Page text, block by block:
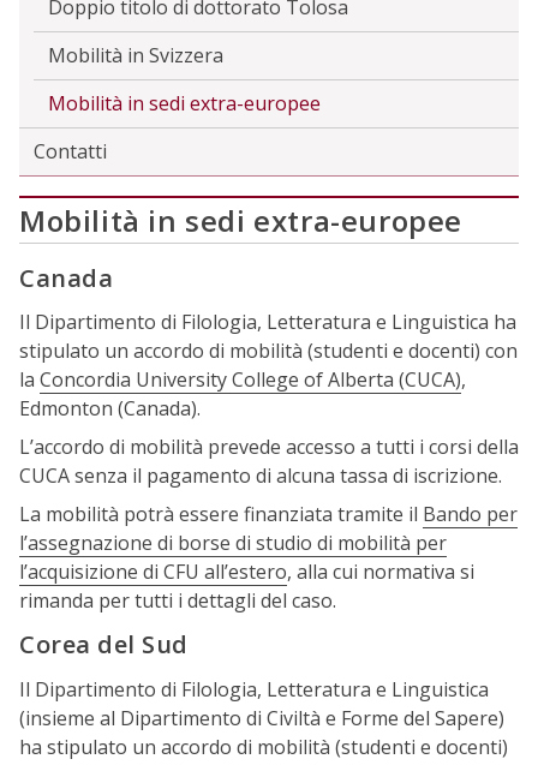
Doppio titolo di dottorato Tolosa
Mobilità in Svizzera
Mobilità in sedi extra-europee
Contatti
Mobilità in sedi extra-europee
Canada
Il Dipartimento di Filologia, Letteratura e Linguistica ha
stipulato un accordo di mobilità (studenti e docenti) con
la Concordia University College of Alberta (CUCA),
Edmonton (Canada).
L’accordo di mobilità prevede accesso a tutti i corsi della
CUCA senza il pagamento di alcuna tassa di iscrizione.
La mobilità potrà essere finanziata tramite il Bando per
l’assegnazione di borse di studio di mobilità per
l’acquisizione di CFU all’estero, alla cui normativa si
rimanda per tutti i dettagli del caso.
Corea del Sud
Il Dipartimento di Filologia, Letteratura e Linguistica
(insieme al Dipartimento di Civiltà e Forme del Sapere)
ha stipulato un accordo di mobilità (studenti e docenti)